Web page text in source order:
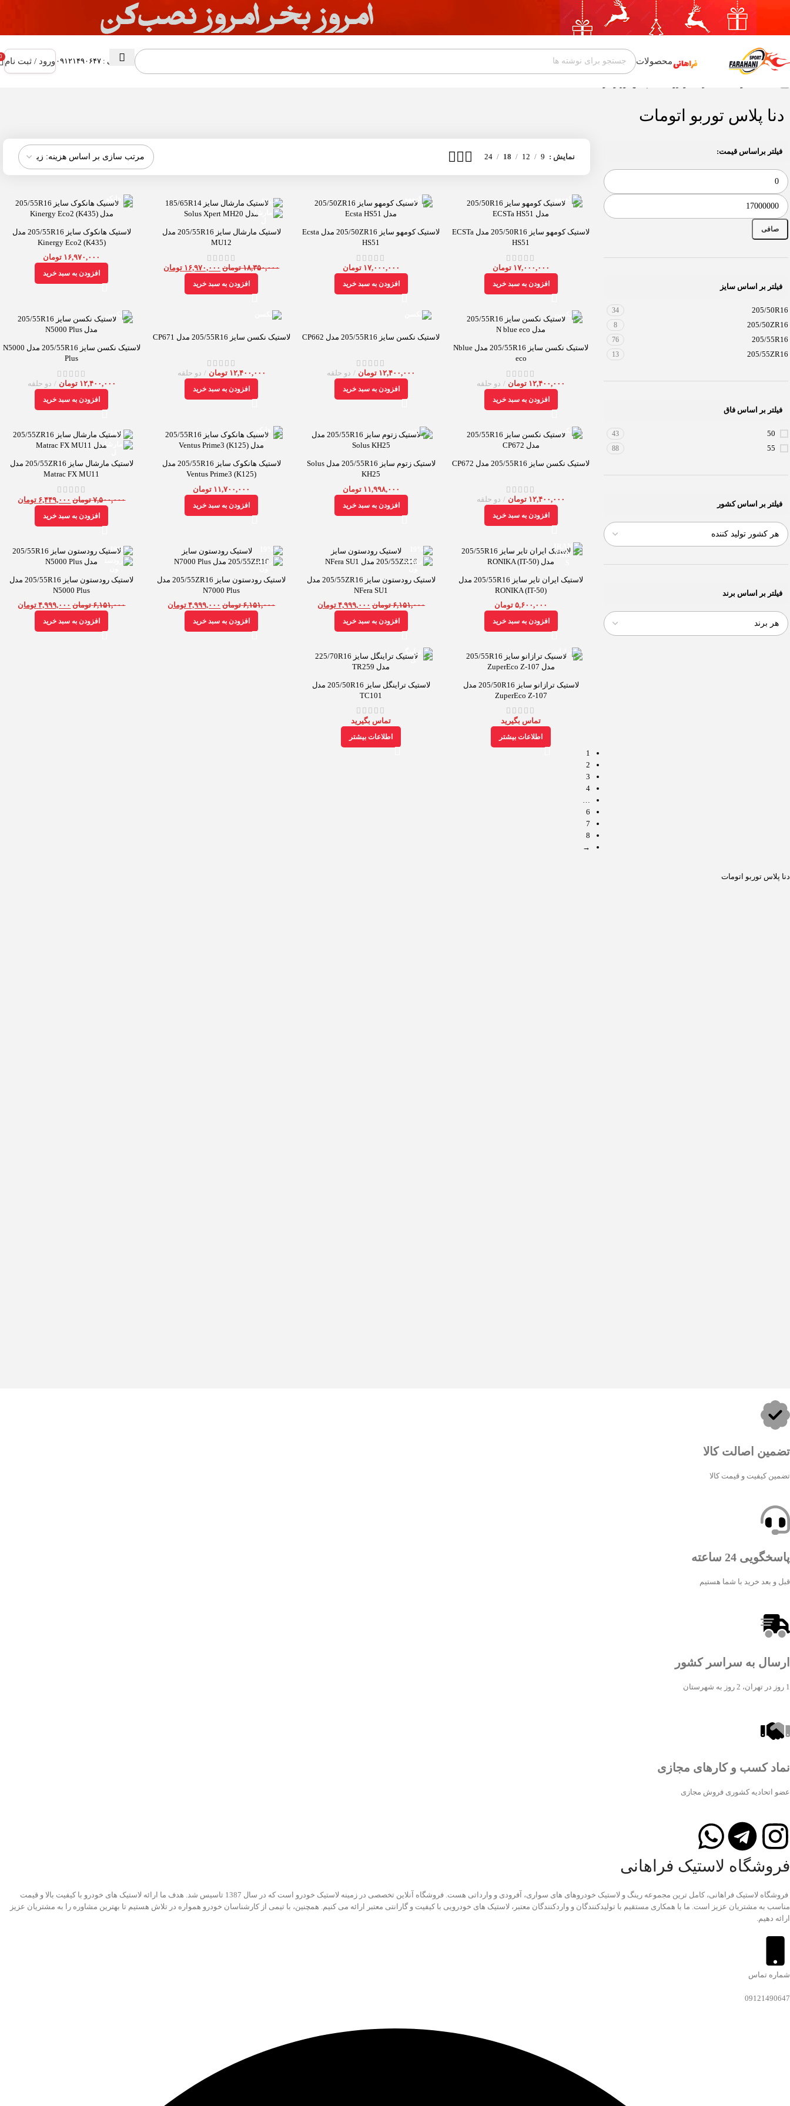
محصولات پشتیبانی : ۰۹۱۲۱۴۹۰۶۴۷ ورود / ثبت نام
دنا پلاس توربو اتومات
فیلتر براساس قیمت:
صافی
فیلتر بر اساس سایز
205/50R16
34
205/50ZR16
8
205/55R16
76
205/55ZR16
13
فیلتر بر اساس فاق
50
43
55
88
فیلتر بر اساس کشور
فیلتر بر اساس برند
نمایش 9
12
18
24
لاستیک کومهو سایز 205/50R16 مدل ECSTa
HS51
۱۷,۰۰۰,۰۰۰ تومان
افزودن به سبد خرید
لاستیک کومهو سایز 205/50ZR16 مدل Ecsta
HS51
۱۷,۰۰۰,۰۰۰ تومان
افزودن به سبد خرید
-8%
لاستیک مارشال سایز 205/55R16 مدل
MU12
۱۸,۳۵۰,۰۰۰ تومان ۱۶,۹۷۰,۰۰۰ تومان
افزودن به سبد خرید
لاستیک هانکوک سایز 205/55R16 مدل
Kinergy Eco2 (K435)
۱۶,۹۷۰,۰۰۰ تومان
افزودن به سبد خرید
لاستیک نکسن سایز 205/55R16 مدل Nblue
eco
۱۲,۴۰۰,۰۰۰ تومان دو حلقه
افزودن به سبد خرید
لاستیک نکسن سایز 205/55R16 مدل CP662
۱۲,۴۰۰,۰۰۰ تومان دو حلقه
افزودن به سبد خرید
لاستیک نکسن سایز 205/55R16 مدل CP671
۱۲,۴۰۰,۰۰۰ تومان دو حلقه
افزودن به سبد خرید
لاستیک نکسن سایز 205/55R16 مدل N5000
Plus
۱۲,۴۰۰,۰۰۰ تومان دو حلقه
افزودن به سبد خرید
لاستیک نکسن سایز 205/55R16 مدل CP672
۱۲,۴۰۰,۰۰۰ تومان دو حلقه
افزودن به سبد خرید
لاستیک زتوم سایز 205/55R16 مدل Solus
KH25
۱۱,۹۹۸,۰۰۰ تومان
افزودن به سبد خرید
لاستیک هانکوک سایز 205/55R16 مدل
Ventus Prime3 (K125)
۱۱,۷۰۰,۰۰۰ تومان
افزودن به سبد خرید
-14%
لاستیک مارشال سایز 205/55ZR16 مدل
Matrac FX MU11
۷,۵۰۰,۰۰۰ تومان ۶,۴۴۹,۰۰۰ تومان
افزودن به سبد خرید
لاستیک ایران تایر سایز 205/55R16 مدل
(RONIKA (IT-50
۵,۶۰۰,۰۰۰ تومان
افزودن به سبد خرید
-19%
لاستیک رودستون سایز 205/55ZR16 مدل
NFera SU1
۶,۱۵۱,۰۰۰ تومان ۴,۹۹۹,۰۰۰ تومان
افزودن به سبد خرید
-19%
لاستیک رودستون سایز 205/55ZR16 مدل
N7000 Plus
۶,۱۵۱,۰۰۰ تومان ۴,۹۹۹,۰۰۰ تومان
افزودن به سبد خرید
-19%
لاستیک رودستون سایز 205/55R16 مدل
N5000 Plus
۶,۱۵۱,۰۰۰ تومان ۴,۹۹۹,۰۰۰ تومان
افزودن به سبد خرید
لاستیک ترازانو سایز 205/50R16 مدل
ZuperEco Z-107
تماس بگیرید
اطلاعات بیشتر
لاستیک تراینگل سایز 205/50R16 مدل
TC101
تماس بگیرید
اطلاعات بیشتر
1
2
3
4
6
7
8
→
دنا پلاس توربو اتومات
تضمین اصالت کالا
تضمین کیفیت و قیمت کالا
پاسخگویی 24 ساعته
قبل و بعد خرید با شما هستیم
ارسال به سراسر کشور
1 روز در تهران، 2 روز به شهرستان
نماد کسب و کارهای مجازی
عضو اتحادیه کشوری فروش مجازی
فروشگاه لاستیک فراهانی
فروشگاه لاستیک فراهانی، کامل ترین مجموعه رینگ و لاستیک خودروهای های سواری، آفرودی و وارداتی هست. فروشگاه آنلاین تخصصی در زمینه لاستیک خودرو است که در سال 1387 تاسیس شد. هدف ما ارائه لاستیک های خودرو با کیفیت بالا و قیمت
مناسب به مشتریان عزیز است. ما با همکاری مستقیم با تولیدکنندگان و واردکنندگان معتبر، لاستیک های خودرویی با کیفیت و گارانتی معتبر ارائه می کنیم. همچنین، با تیمی از کارشناسان خودرو همواره در تلاش هستیم تا بهترین مشاوره را به مشتریان عزیز
ارائه دهیم.
شماره تماس
09121490647